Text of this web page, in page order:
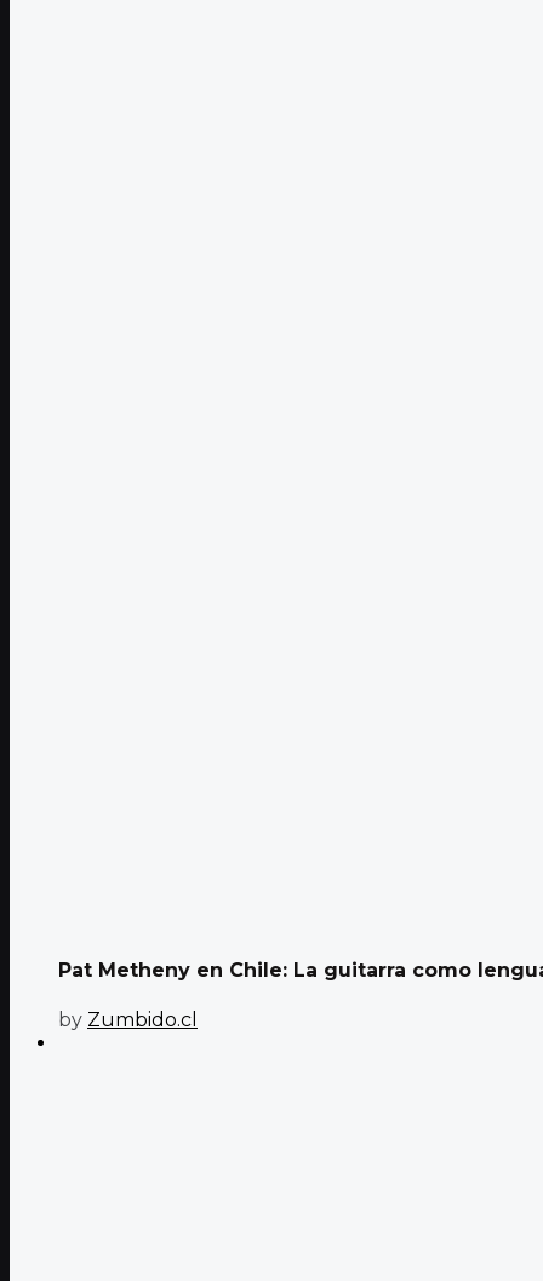
Pat Metheny en Chile: La guitarra como
by Zumbido.cl